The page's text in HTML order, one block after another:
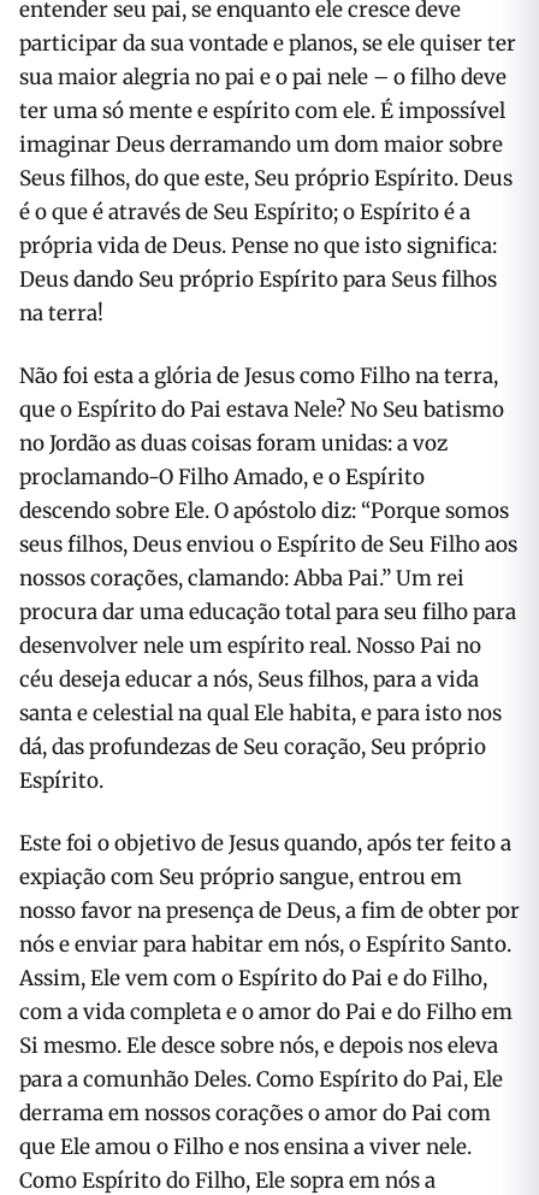
entender seu pai, se enquanto ele cresce deve
participar da sua vontade e planos, se ele quiser ter
sua maior alegria no pai e o pai nele – o filho deve
ter uma só mente e espírito com ele. É impossível
imaginar Deus derramando um dom maior sobre
Seus filhos, do que este, Seu próprio Espírito. Deus
é o que é através de Seu Espírito; o Espírito é a
própria vida de Deus. Pense no que isto significa:
Deus dando Seu próprio Espírito para Seus filhos
na terra!
Não foi esta a glória de Jesus como Filho na terra,
que o Espírito do Pai estava Nele? No Seu batismo
no Jordão as duas coisas foram unidas: a voz
proclamando-O Filho Amado, e o Espírito
descendo sobre Ele. O apóstolo diz: “Porque somos
seus filhos, Deus enviou o Espírito de Seu Filho aos
nossos corações, clamando: Abba Pai.” Um rei
procura dar uma educação total para seu filho para
desenvolver nele um espírito real. Nosso Pai no
céu deseja educar a nós, Seus filhos, para a vida
santa e celestial na qual Ele habita, e para isto nos
dá, das profundezas de Seu coração, Seu próprio
Espírito.
Este foi o objetivo de Jesus quando, após ter feito a
expiação com Seu próprio sangue, entrou em
nosso favor na presença de Deus, a fim de obter por
nós e enviar para habitar em nós, o Espírito Santo.
Assim, Ele vem com o Espírito do Pai e do Filho,
com a vida completa e o amor do Pai e do Filho em
Si mesmo. Ele desce sobre nós, e depois nos eleva
para a comunhão Deles. Como Espírito do Pai, Ele
derrama em nossos corações o amor do Pai com
que Ele amou o Filho e nos ensina a viver nele.
Como Espírito do Filho, Ele sopra em nós a